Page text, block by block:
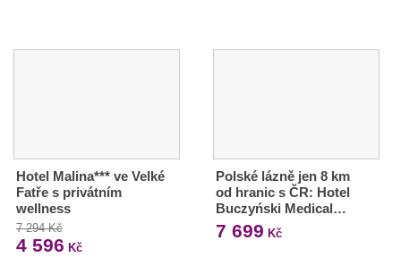
Hotel Malina*** ve Velké
Fatře s privátním
wellness
7 294 Kč
4 596 Kč
Polské lázně jen 8 km
od hranic s ČR: Hotel
Buczyński Medical…
7 699 Kč